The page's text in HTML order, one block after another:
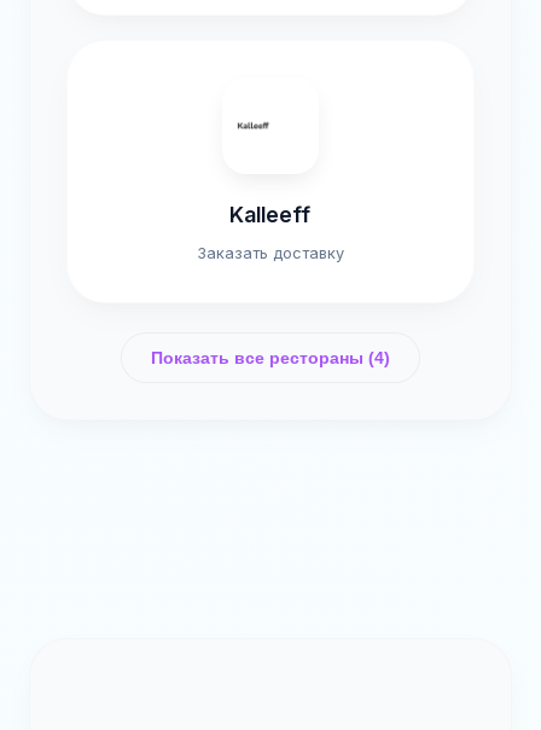
Kalleeff
Заказать доставку
Показать все рестораны (4)